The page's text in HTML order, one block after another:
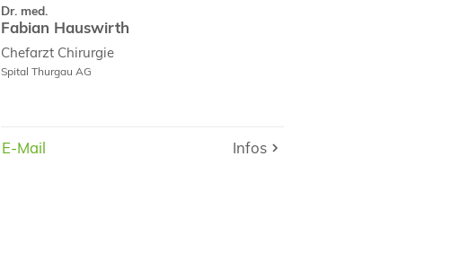
Dr. med.
Fabian Hauswirth
Chefarzt Chirurgie
Spital Thurgau AG
E-Mail Infos
E-Mail Infos